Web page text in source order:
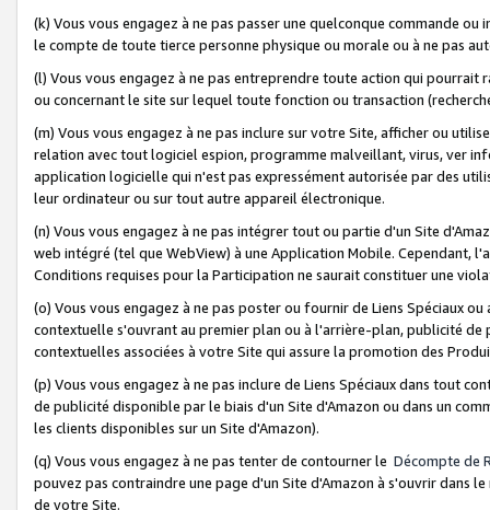
(k) Vous vous engagez à ne pas passer une quelconque commande
le compte de toute tierce personne physique ou morale ou à ne pas
(l) Vous vous engagez à ne pas entreprendre toute action qui
ou concernant le site sur lequel toute fonction ou transaction
(m) Vous vous engagez à ne pas inclure sur votre Site, afficher ou
relation avec tout logiciel espion, programme malveillant, virus, ver
application logicielle qui n'est pas expressément autorisée par des
leur ordinateur ou sur tout autre appareil électronique.
(n) Vous vous engagez à ne pas intégrer tout ou partie d'un Site
web intégré (tel que WebView) à une Application Mobile. Cependant,
Conditions requises pour la Participation ne saurait constituer une
(o) Vous vous engagez à ne pas poster ou fournir de Liens Spéciaux
contextuelle s'ouvrant au premier plan ou à l'arrière-plan, publicité
contextuelles associées à votre Site qui assure la promotion des
(p) Vous vous engagez à ne pas inclure de Liens Spéciaux dans tout
de publicité disponible par le biais d'un Site d'Amazon ou dans un
les clients disponibles sur un Site d'Amazon).
(q) Vous vous engagez à ne pas tenter de contourner le Décompte de
pouvez pas contraindre une page d'un Site d'Amazon à s'ouvrir dans
de votre Site.